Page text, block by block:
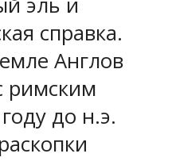
справка.
Англов
римским
до н.э.